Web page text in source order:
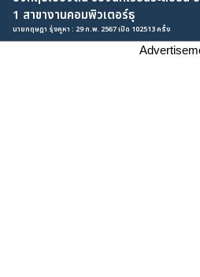
1 สาขางานคอมพิวเตอร์ธุ
นายกฤษฎา รุ่งคูหา : 29 ก.พ. 2567 เปิด 102513 ครั้ง